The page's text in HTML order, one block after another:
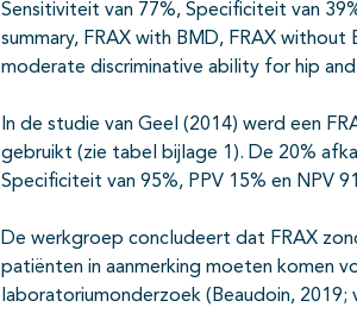
Sensitiviteit van 77%, Specificiteit van
summary, FRAX with BMD, FRAX
moderate discriminative ability for hip
In de studie van Geel (2014) werd een
gebruikt (zie tabel bijlage 1). De 20%
Specificiteit van 95%, PPV 15% en NPV
De werkgroep concludeert dat FRAX
patiënten in aanmerking moeten komen
laboratoriumonderzoek (Beaudoin, 2019;